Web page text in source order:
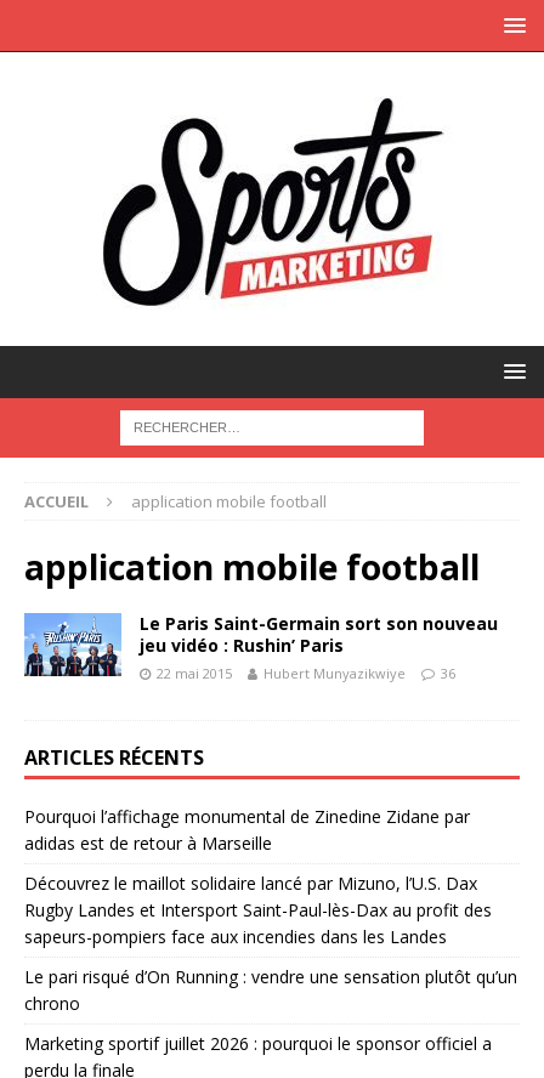
ACCUEIL application mobile football
application mobile football
Le Paris Saint-Germain sort son nouveau
jeu vidéo : Rushin’ Paris
22 mai 2015 Hubert Munyazikwiye 36
ARTICLES RÉCENTS
Pourquoi l’affichage monumental de Zinedine Zidane par
adidas est de retour à Marseille
Découvrez le maillot solidaire lancé par Mizuno, l’U.S. Dax
Rugby Landes et Intersport Saint-Paul-lès-Dax au profit des
sapeurs-pompiers face aux incendies dans les Landes
Le pari risqué d’On Running : vendre une sensation plutôt qu’un
chrono
Marketing sportif juillet 2026 : pourquoi le sponsor officiel a
perdu la finale